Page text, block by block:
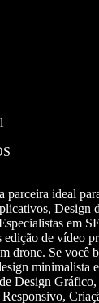
parceira ideal
Design
em
edição de vídeo
drone. Se você
minimalista
Design